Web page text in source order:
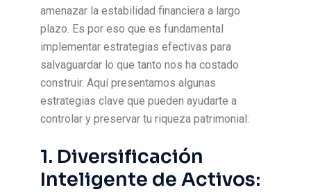
amenazar la estabilidad financiera a largo
plazo. Es por eso que es fundamental
implementar estrategias efectivas para
salvaguardar lo que tanto nos ha costado
construir. Aquí presentamos algunas
estrategias clave que pueden ayudarte a
controlar y preservar tu riqueza patrimonial:
1. Diversificación
Inteligente de Activos: